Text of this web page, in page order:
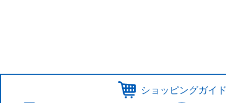
ショッピングガイ